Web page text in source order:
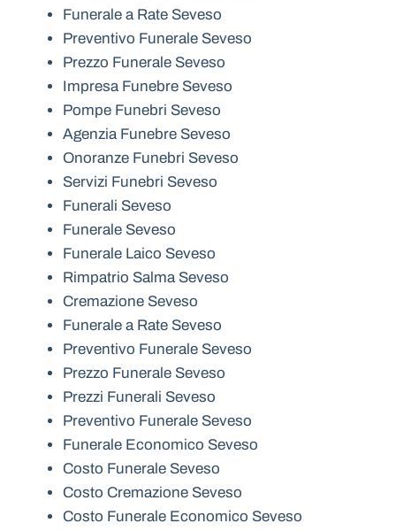
Funerale a Rate Seveso
Preventivo Funerale Seveso
Prezzo Funerale Seveso
Impresa Funebre Seveso
Pompe Funebri Seveso
Agenzia Funebre Seveso
Onoranze Funebri Seveso
Servizi Funebri Seveso
Funerali Seveso
Funerale Seveso
Funerale Laico Seveso
Rimpatrio Salma Seveso
Cremazione Seveso
Funerale a Rate Seveso
Preventivo Funerale Seveso
Prezzo Funerale Seveso
Prezzi Funerali Seveso
Preventivo Funerale Seveso
Funerale Economico Seveso
Costo Funerale Seveso
Costo Cremazione Seveso
Costo Funerale Economico Seveso